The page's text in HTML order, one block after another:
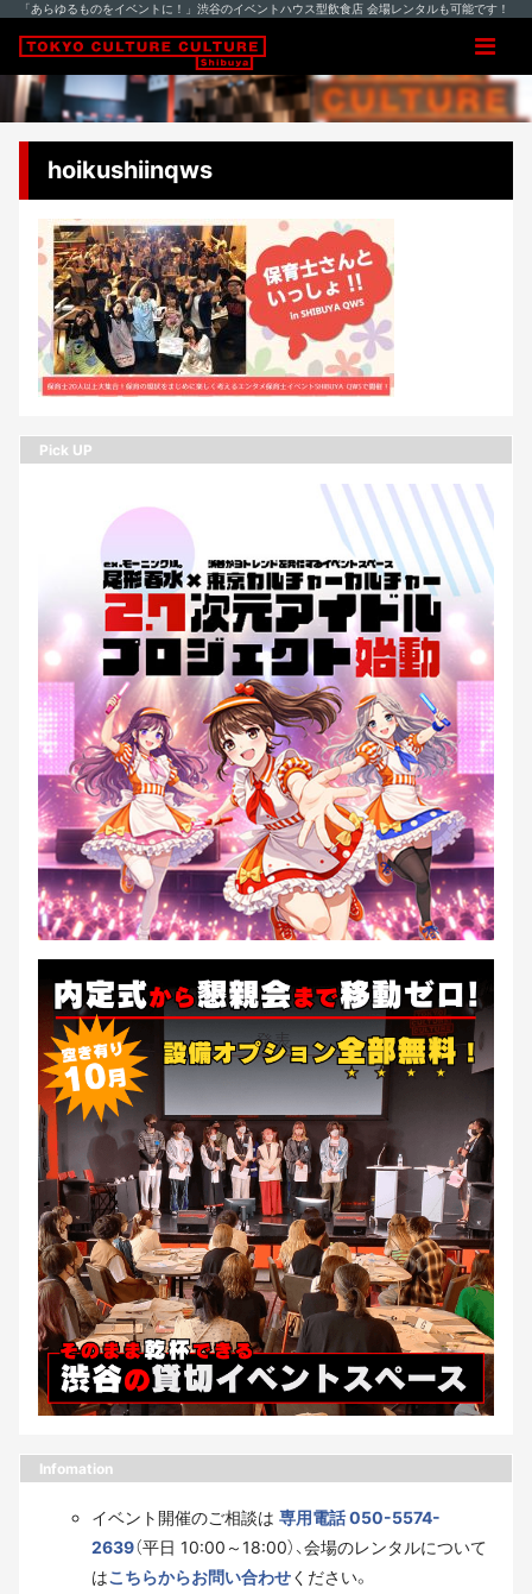
「あらゆるものをイベントに！」渋谷のイベントハウス型飲食店 会場レンタルも可能です！
hoikushiinqws
Pick UP
Infomation
イベント開催のご相談は 専用電話 050-5574-
2639（平日 10:00～18:00）、会場のレンタルについて
はこちらからお問い合わせください。